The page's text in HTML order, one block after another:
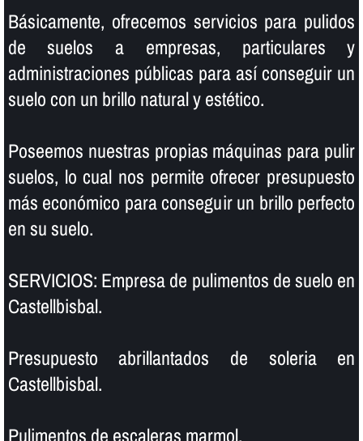
Básicamente, ofrecemos servicios para pulidos
de suelos a empresas, particulares y
administraciones públicas para así­ conseguir un
suelo con un brillo natural y estético.
Poseemos nuestras propias máquinas para pulir
suelos, lo cual nos permite ofrecer presupuesto
más económico para conseguir un brillo perfecto
en su suelo.
SERVICIOS: Empresa de pulimentos de suelo en
Castellbisbal.
Presupuesto abrillantados de soleria en
Castellbisbal.
Pulimentos de escaleras marmol.